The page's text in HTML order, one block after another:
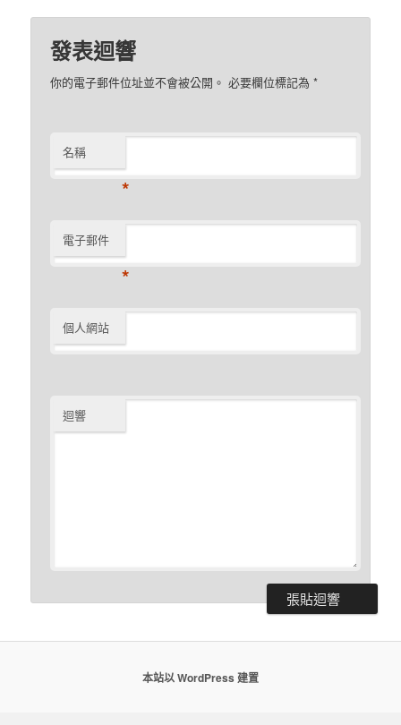
發表迴響
你的電子郵件位址並不會被公開。 必要欄位標記為*
名稱
*
電子郵件
*
個人網站
迴響
本站以 WordPress 建置